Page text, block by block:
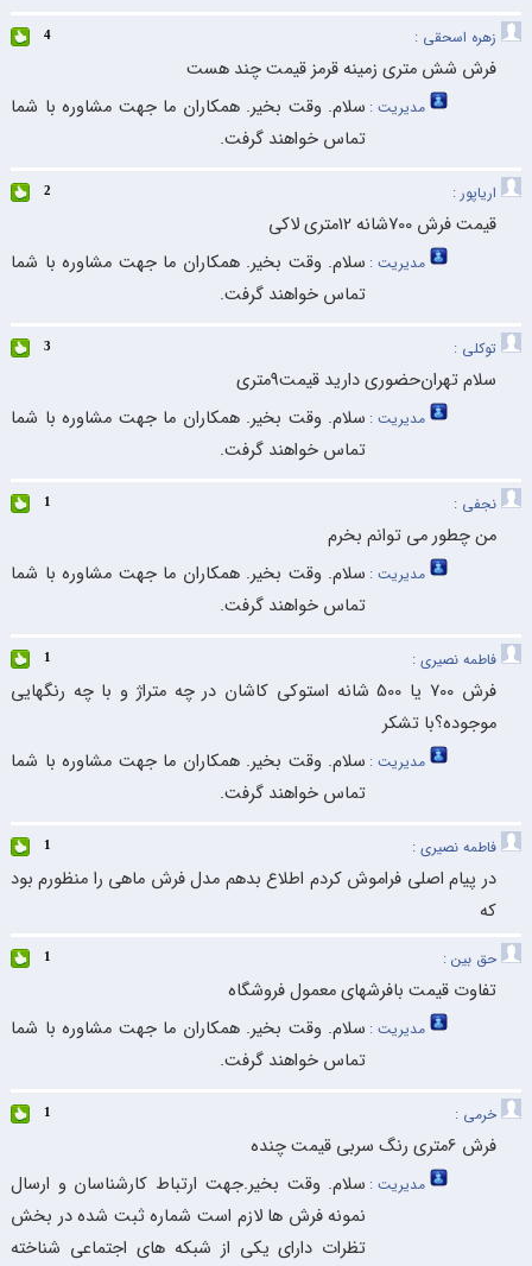
زهره اسحقی : 4
فرش شش متری زمینه قرمز قیمت چند هست
مدیریت : سلام. وقت بخیر. همکاران ما جهت مشاوره با شما
تماس خواهند گرفت.
اریاپور : 2
قیمت فرش 700شانه 12متری لاکی
مدیریت : سلام. وقت بخیر. همکاران ما جهت مشاوره با شما
تماس خواهند گرفت.
توکلی : 3
سلام تهران‌حضوری دارید قیمت9متری
مدیریت : سلام. وقت بخیر. همکاران ما جهت مشاوره با شما
تماس خواهند گرفت.
نجفی : 1
من چطور می توانم بخرم
مدیریت : سلام. وقت بخیر. همکاران ما جهت مشاوره با شما
تماس خواهند گرفت.
فاطمه نصیری : 1
فرش 700 یا 500 شانه استوکی کاشان در چه متراژ و با چه رنگهایی
موجوده؟با تشکر
مدیریت : سلام. وقت بخیر. همکاران ما جهت مشاوره با شما
تماس خواهند گرفت.
فاطمه‌ نصیری : 1
در پیام اصلی فراموش کردم اطلاع بدهم مدل فرش ماهی را منظورم بود
که
حق بین : 1
تفاوت قیمت بافرشهای معمول فروشگاه
مدیریت : سلام. وقت بخیر. همکاران ما جهت مشاوره با شما
تماس خواهند گرفت.
خرمی : 1
فرش 6متری رنگ سربی قیمت چنده
مدیریت : سلام. وقت بخیر.جهت ارتباط کارشناسان و ارسال
نمونه فرش ها لازم است شماره ثبت شده در بخش
تظرات دارای یکی از شبکه های اجتماعی شناخته